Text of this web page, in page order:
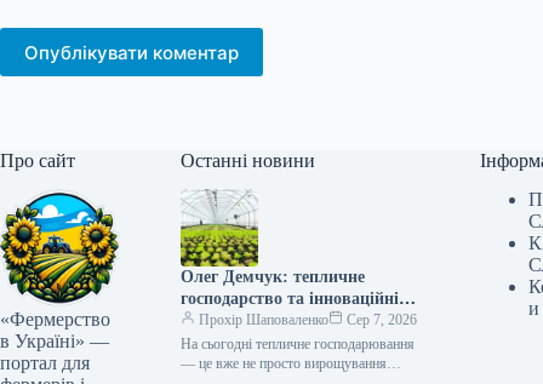
Опублікувати коментар
Про сайт
«Фермерство
в Україні» —
портал для
Останні новини
Олег Демчук: тепличне
господарство та інноваційні
центри в Україні
Прохір Шаповаленко
Сер 7, 2026
На сьогодні тепличне господарювання
— це вже не просто вирощування
и